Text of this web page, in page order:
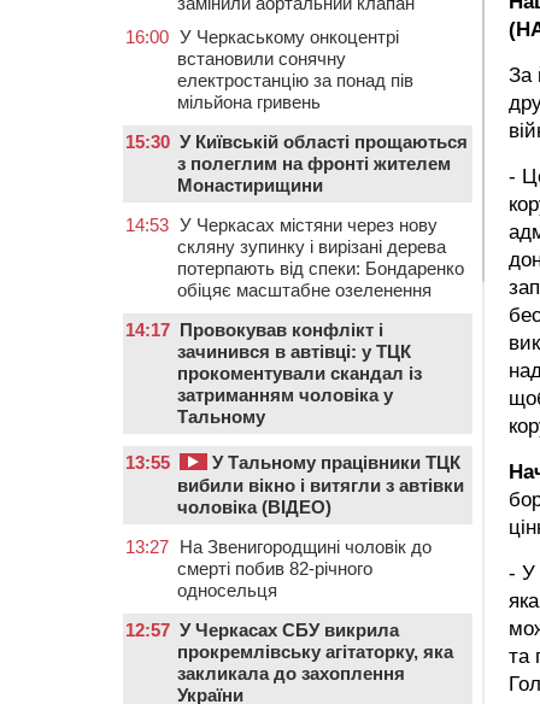
За
-
- У
та
16:00 У Черкаському онкоцентрі
встановили сонячну
електростанцію за понад пів
мільйона гривень
15:30 У Київській області прощаються
з полеглим на фронті жителем
Монастирищини
14:53 У Черкасах містяни через нову
скляну зупинку і вирізані дерева
потерпають від спеки: Бондаренко
обіцяє масштабне озеленення
14:17 Провокував конфлікт і
зачинився в автівці: у ТЦК
прокоментували скандал із
затриманням чоловіка у
Тальному
13:55
У Тальному працівники ТЦК
вибили вікно і витягли з автівки
чоловіка (ВІДЕО)
13:27 На Звенигородщині чоловік до
смерті побив 82-річного
односельця
12:57 У Черкасах СБУ викрила
прокремлівську агітаторку, яка
закликала до захоплення
України